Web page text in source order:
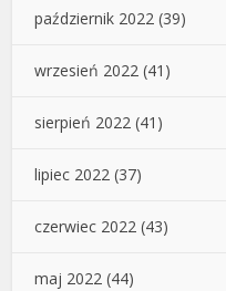
październik 2022 (39)
wrzesień 2022 (41)
sierpień 2022 (41)
lipiec 2022 (37)
czerwiec 2022 (43)
maj 2022 (44)